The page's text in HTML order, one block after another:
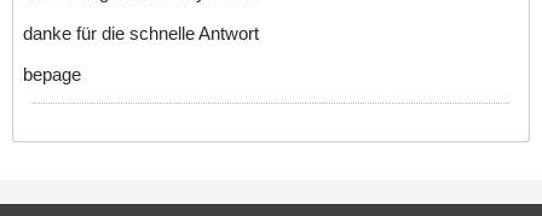
danke für die schnelle Antwort
bepage